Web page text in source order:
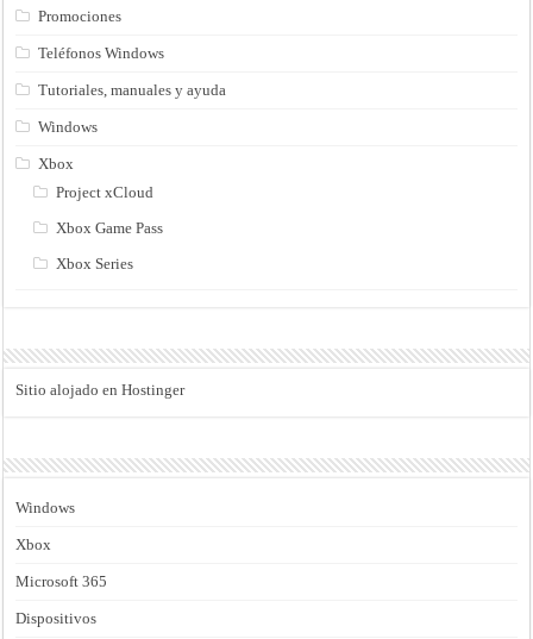
Promociones
Teléfonos Windows
Tutoriales, manuales y ayuda
Windows
Xbox
Project xCloud
Xbox Game Pass
Xbox Series
Sitio alojado en Hostinger
Windows
Xbox
Microsoft 365
Dispositivos